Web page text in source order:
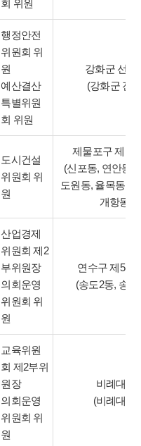
회 위원
행정안전
위원회 위
원
예산결산
특별위원
회 위원
강화군 선거
(강화군 전
도시건설
위원회 위
원
제물포구 제1
(신포동, 연안동,
도원동, 율목동,
개항동)
산업경제
위원회 제2
부위원장
의회운영
위원회 위
원
연수구 제5선
(송도2동, 송도
교육위원
회 제2부위
원장
의회운영
위원회 위
원
비례대표
(비례대표)